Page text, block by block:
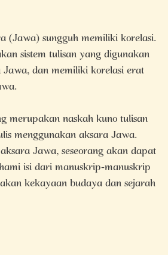
(Jawa) sungguh memiliki korelasi.
sistem tulisan yang digunakan
dan memiliki korelasi erat
merupakan naskah kuno tulisan
menggunakan aksara Jawa.
Jawa, seseorang akan dapat
isi dari manuskrip-manuskrip
kekayaan budaya dan sejarah